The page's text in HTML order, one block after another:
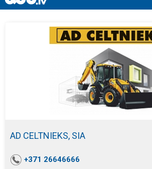
AD CELTNIEKS, SIA
+371 26646666